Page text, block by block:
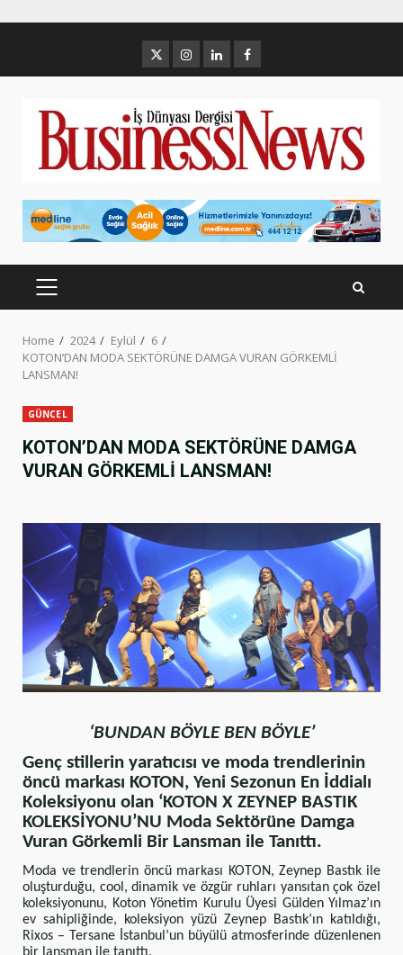
content
Twitterİnstagram
LinkedinFacebook
PRIMARY
Home 2024 Eylül
6
KOTON’DAN MODA SEKTÖRÜNE DAMGA VURAN GÖRKEMLİ
LANSMAN!
GÜNCEL
KOTON’DAN MODA SEKTÖRÜNE DAMGA
VURAN GÖRKEMLİ LANSMAN!
‘BUNDAN BÖYLE BEN BÖYLE’
Genç stillerin yaratıcısı ve moda trendlerinin
öncü markası KOTON, Yeni Sezonun En İddialı
Koleksiyonu olan ‘KOTON X ZEYNEP BASTIK
KOLEKSİYONU’NU Moda Sektörüne Damga
Vuran Görkemli Bir Lansman ile Tanıttı.
Moda ve trendlerin öncü markası KOTON, Zeynep Bastık ile
oluşturduğu, cool, dinamik ve özgür ruhları yansıtan çok özel
koleksiyonunu, Koton Yönetim Kurulu Üyesi Gülden Yılmaz’ın
ev sahipliğinde, koleksiyon yüzü Zeynep Bastık’ın katıldığı,
Rixos – Tersane İstanbul’un büyülü atmosferinde düzenlenen
bir lansman ile tanıttı.